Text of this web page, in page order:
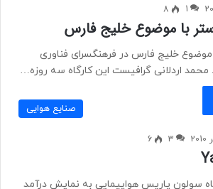
1
8
با موضوع خلیج فارس
موضوع خلیج فارس در فرهنگسرای فناوری
محمد اردلانی گرافیست این کارگاه سه روزه…
صنایع هوایی
3
6
نمایشگاه سولون پاریس هواپیمایی به نمایش درآمد